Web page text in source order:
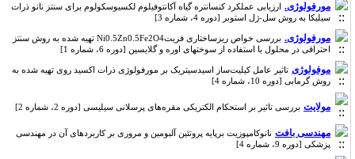
مورفولوژی. ارزیابی عملکرد کنسانتره گیاه آکانتوفیلوم لکسیوسکولوم برای سنتز نانو ذرات
سیلیکا به روش سل-ژل استوبر [دوره 4، شماره 3]
مورفولوژی.
بررسی خواص ریزساختاری فریتNi0.5Zn0.5Fe2O4 تهیه شده به روش سنتز
احتراقی در محلول با استفاده از سوختهای اوره و گلایسین [دوره 6، شماره 1]
موفولوژی تاثیر عامل کیلیت‌ساز اسید‌سیتریک بر مورفولوژی ذرات اکسید‌ روی تهیه شده به
روش گرمابی [دوره 10، شماره 4]
مولایت بررسی تاثیر بر استحکام الکتریکی مقره‌های پرسلانی سیلیسی [دوره 2، شماره 2]
مهندسی بافت نانوکامپوزیت برپایه پروتئین آلبومین و مروری بر کاربردهای آن در مهندسی
پزشکی [دوره 9، شماره 4]